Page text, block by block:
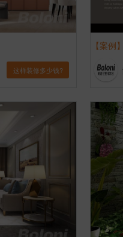
这样装修多少钱?
【案例